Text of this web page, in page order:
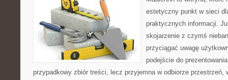
estetyczny punkt w sieci
praktycznych informacji.
skojarzenie z czymś
przyciągać uwagę
podejście do
przypadkowy zbiór treści, lecz przyjemna w odbiorze przestrzeń,